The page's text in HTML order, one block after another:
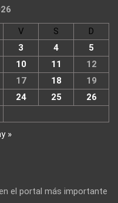
V S
D
3 4
5
10 11
12
17 18
19
24 25
26
»
el portal más importante